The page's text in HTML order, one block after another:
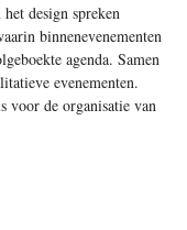
design spreken
binnenevenementen
agenda. Samen
evenementen.
voor de organisatie van